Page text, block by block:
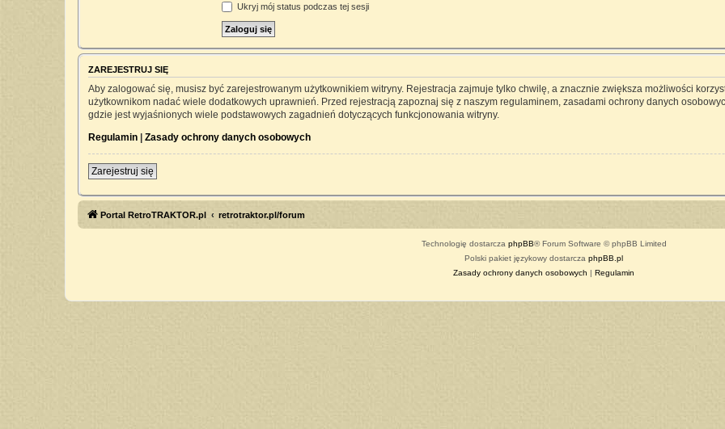
Ukryj mój status podczas tej sesji
ZAREJESTRUJ SIĘ
Aby zalogować się, musisz być zarejestrowanym użytkownikiem witryny. Rejestracja zajmuje tylko chwilę, a znacznie zwiększa możliwości
użytkownikom nadać wiele dodatkowych uprawnień. Przed rejestracją zapoznaj się z naszym regulaminem, zasadami ochrony danych
gdzie jest wyjaśnionych wiele podstawowych zagadnień dotyczących funkcjonowania witryny.
Regulamin | Zasady ochrony danych osobowych
Zarejestruj się
Portal RetroTRAKTOR.pl retrotraktor.pl/forum
Technologię dostarcza phpBB® Forum Software © phpBB Limited
Polski pakiet językowy dostarcza phpBB.pl
Zasady ochrony danych osobowych | Regulamin